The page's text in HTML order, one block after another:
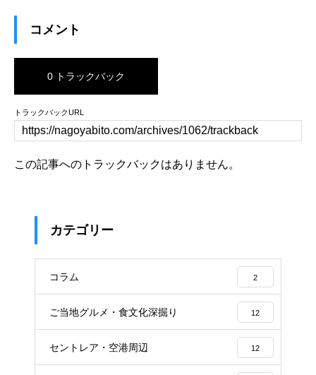
コメント
0 トラックバック
トラックバックURL
この記事へのトラックバックはありません。
カテゴリー
コラム 2
ご当地グルメ・食文化深掘り 12
セントレア・空港周辺 12